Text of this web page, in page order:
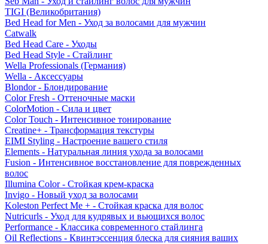
TIGI (Великобритания)
Bed Head for Men - Уход за волосами для мужчин
Catwalk
Bed Head Care - Уходы
Bed Head Style - Стайлинг
Wella Professionals (Германия)
Wella - Аксессуары
Blondor - Блондирование
Color Fresh - Оттеночные маски
ColorMotion - Сила и цвет
Color Touch - Интенсивное тонирование
Creatine+ - Трансформация текстуры
EIMI Styling - Настроение вашего стиля
Elements - Натуральная линия ухода за волосами
Fusion - Интенсивное восстановление для поврежденных
волос
Illumina Color - Стойкая крем-краска
Invigo - Новый уход за волосами
Koleston Perfect Me + - Стойкая краска для волос
Nutricurls - Уход для кудрявых и вьющихся волос
Performance - Классика современного стайлинга
Oil Reflections - Квинтэссенция блеска для сияния ваших